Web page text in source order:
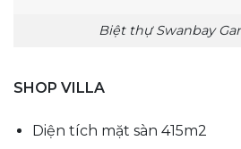
Biệt thự Swanbay
SHOP VILLA
Diện tích mặt sàn 415m2